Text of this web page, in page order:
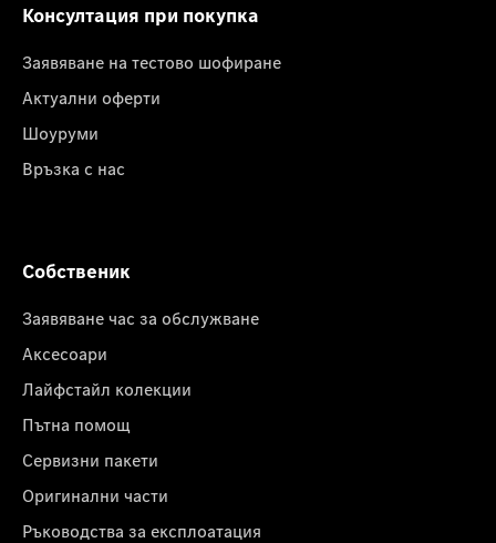
Консултация при покупка
Заявяване на тестово шофиране
Актуални оферти
Шоуруми
Връзка с нас
Собственик
Заявяване час за обслужване
Аксесоари
Лайфстайл колекции
Пътна помощ
Сервизни пакети
Оригинални части
Ръководства за експлоатация